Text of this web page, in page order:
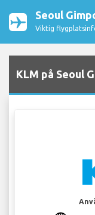
Seoul
Viktig
KLM på Seoul